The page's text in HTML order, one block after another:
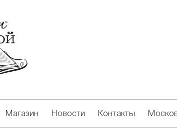
Магазин Новости Контакты